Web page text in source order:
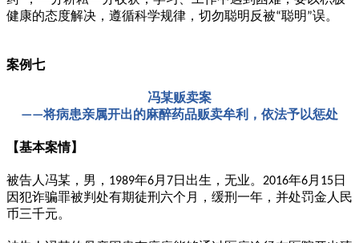
健康的态度解决，遵循科学规律，切勿聪明反被“聪明”误。
案例七
冯某贩卖案
——将病患亲属开出的麻醉药品贩卖牟利，依法予以惩处
【基本案情】
被告人冯某，男， 1989年6月 7日出生，无业。 2016年6月 15日
因犯诈骗罪被判处有期徒刑六个月，缓刑一年，并处罚金人民
币三千元。